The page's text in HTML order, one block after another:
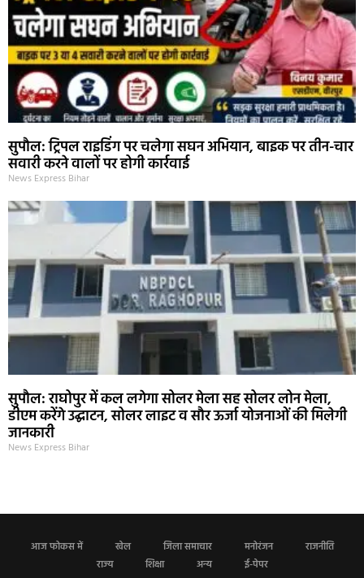
सुपौल: ट्रिपल राइडिंग पर चलेगा सघन अभियान, बाइक पर तीन-चार
सवारी करने वालों पर होगी कार्रवाई
News Express Bihar
सुपौल: राघोपुर में कल लगेगा सोलर मेला सह सोलर लोन मेला,
डीएम करेंगे उद्घाटन, सोलर लाइट व सौर ऊर्जा योजनाओं की मिलेगी
जानकारी
News Express Bihar
आज फोकस में खेल जिला समाचार मनोरंजन
राजनीति
राज्य
शिक्षा अन्य ई-पेपर